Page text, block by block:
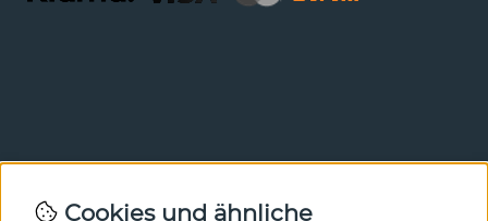
Newsletter
Cookies und ähnliche